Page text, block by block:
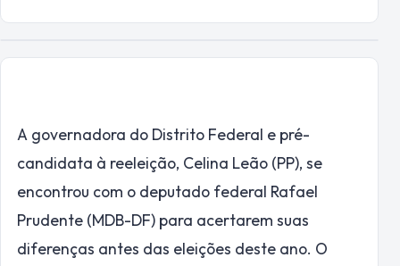
A governadora do Distrito Federal e pré-
candidata à reeleição, Celina Leão (PP), se
encontrou com o deputado federal Rafael
Prudente (MDB-DF) para acertarem suas
diferenças antes das eleições deste ano. O